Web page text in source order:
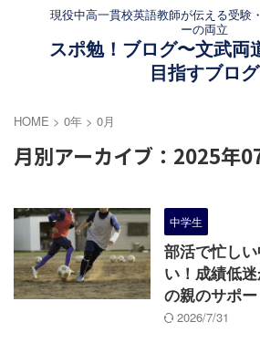
現役中高一貫校英語教師が伝える受験
ーの両立
スポ勉！ブログ〜文武両
目指すブログ
HOME > 0年 > 0月
月別アーカイブ：2025年
中学生
部活で忙し
い！成績低
の親のサポー
2026/7/31